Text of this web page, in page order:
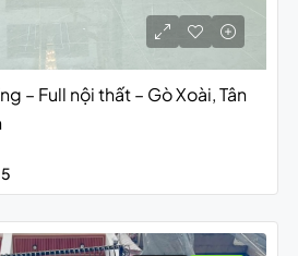
– Full nội thất – Gò Xoài, Tân
5